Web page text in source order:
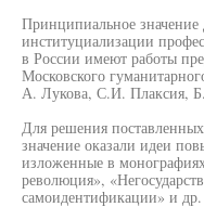
Принципиальное значение
институциализации
в России имеют работы
Московского
А. Лукова, С.И. Плаксия,
Для решения
значение оказали идеи
изложенные в
революция»,
самоидентификации» и др.